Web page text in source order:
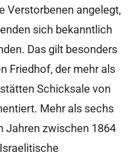
Verstorbenen angelegt,
sich bekanntlich
Das gilt besonders
Friedhof, der mehr als
Schicksale von
Mehr als sechs
Jahren zwischen 1864